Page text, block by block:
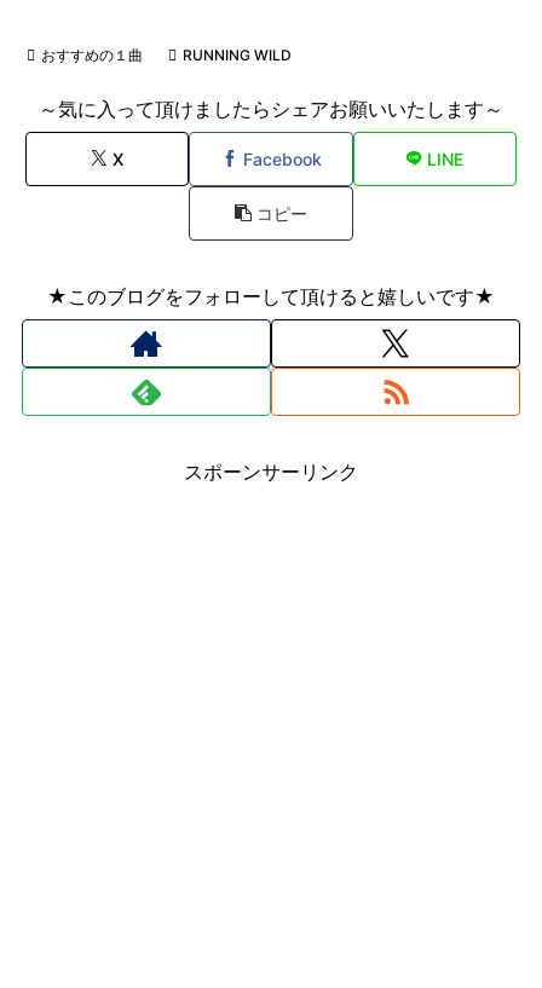
おすすめの１曲 RUNNING WILD
～気に入って頂けましたらシェアお願いいたします～
X Facebook LINE
コピー
★このブログをフォローして頂けると嬉しいです★
スポーンサーリンク